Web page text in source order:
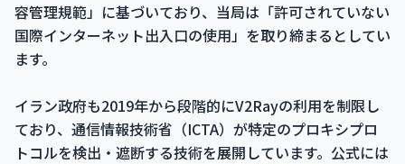
容管理規範」に基づいており、当局は「許可されていない
国際インターネット出入口の使用」を取り締まるとしてい
ます。
イラン政府も2019年から段階的にV2Rayの利用を制限し
ており、通信情報技術省（ICTA）が特定のプロキシプロ
トコルを検出・遮断する技術を展開しています。公式には